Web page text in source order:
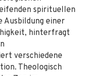
spirituellen
Ausbildung einer
hinterfragt
verschiedene
Theologisch